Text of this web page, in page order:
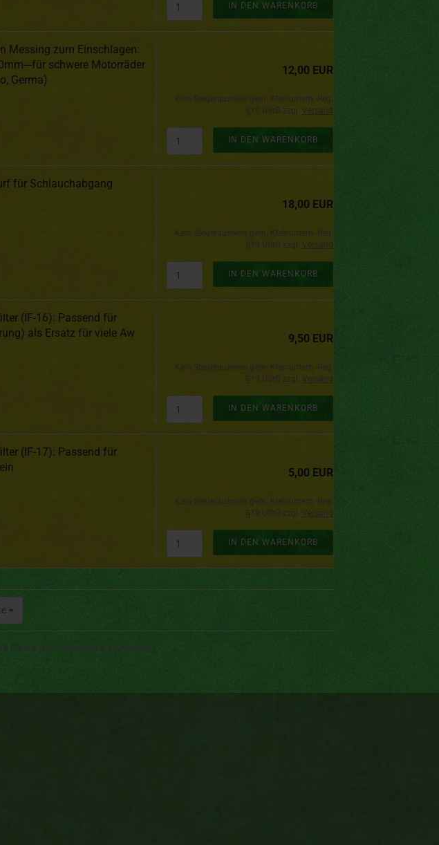
IN DEN WARENKORB
Messing zum Einschlagen:
für schwere Motorräder
Germa)
12,00 EUR
IN DEN WARENKORB
für Schlauchabgang
18,00 EUR
IN DEN WARENKORB
(IF-16): Passend für
als Ersatz für viele Aw
9,50 EUR
IN DEN WARENKORB
(IF-17): Passend für
5,00 EUR
IN DEN WARENKORB